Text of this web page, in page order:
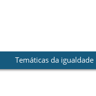
Temáticas da igualdade